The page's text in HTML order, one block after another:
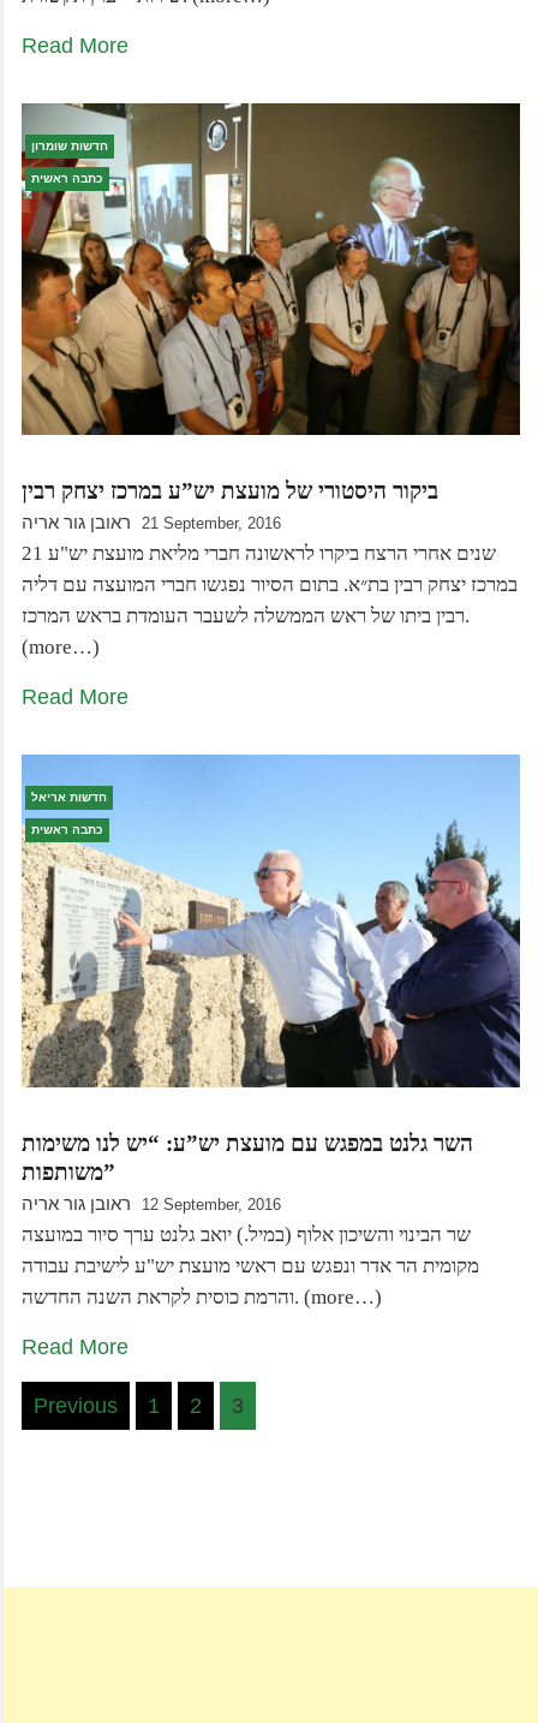
Read More
חדשות שומרון
כתבה ראשית
ביקור היסטורי של מועצת יש”ע במרכז יצחק רבין
ראובן גור אריה 21 September, 2016
21 שנים אחרי הרצח ביקרו לראשונה חברי מליאת מועצת יש"ע
במרכז יצחק רבין בת״א. בתום הסיור נפגשו חברי המועצה עם דליה
רבין ביתו של ראש הממשלה לשעבר העומדת בראש המרכז.
(more…)
Read More
חדשות אריאל
כתבה ראשית
השר גלנט במפגש עם מועצת יש”ע: “יש לנו משימות
משותפות”
ראובן גור אריה 12 September, 2016
שר הבינוי והשיכון אלוף (במיל.) יואב גלנט ערך סיור במועצה
מקומית הר אדר ונפגש עם ראשי מועצת יש"ע לישיבת עבודה
והרמת כוסית לקראת השנה החדשה. (more…)
Read More
Posts
Previous 1 2 3